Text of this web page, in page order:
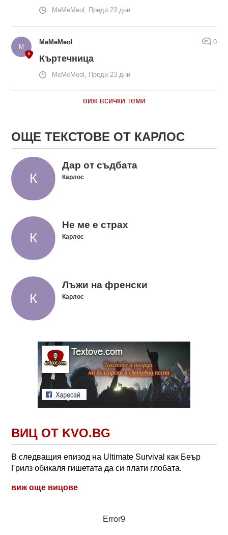
MeMeMeol, Преди 23 дни
MeMeMeol 0
Къртечница
MeMeMeol, Преди 23 дни
виж всички теми
ОЩЕ ТЕКСТОВЕ ОТ КАРЛОС
Дар от съдбата
Карлос
Не ме е страх
Карлос
Лъжи на френски
Карлос
ВИЦ ОТ KVO.BG
В следващия епизод на Ultimate Survival как Беър
Грилз обикаля гишетата да си плати глобата.
виж още вицове
Error9